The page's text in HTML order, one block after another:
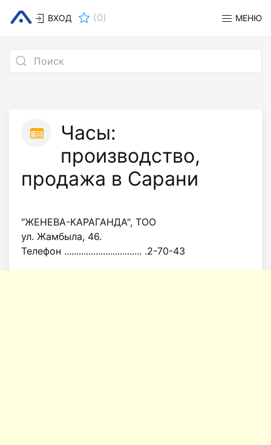
ВХОД (0) МЕНЮ
Часы:
производство,
продажа в Сарани
"ЖЕНЕВА-КАРАГАНДА", ТОО
ул. Жамбыла, 46.
Телефон ................................ .2-70-43